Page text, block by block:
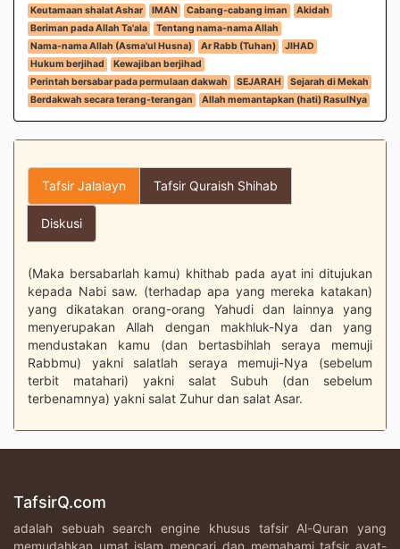
Keutamaan shalat Ashar
IMAN Cabang-cabang iman
Akidah
Beriman pada Allah Ta'ala
Tentang nama-nama Allah
Nama-nama Allah (Asma'ul Husna)
Ar Rabb (Tuhan)
JIHAD
Hukum berjihad
Kewajiban berjihad
Perintah bersabar pada permulaan dakwah
SEJARAH
Sejarah di Mekah
Berdakwah secara terang-terangan
Allah memantapkan (hati) RasulNya
Tafsir Jalalayn Tafsir Quraish Shihab
Diskusi
(Maka bersabarlah kamu) khithab pada ayat ini ditujukan
kepada Nabi saw. (terhadap apa yang mereka katakan)
yang dikatakan orang-orang Yahudi dan lainnya yang
menyerupakan Allah dengan makhluk-Nya dan yang
mendustakan kamu (dan bertasbihlah seraya memuji
Rabbmu) yakni salatlah seraya memuji-Nya (sebelum
terbit matahari) yakni salat Subuh (dan sebelum
terbenamnya) yakni salat Zuhur dan salat Asar.
TafsirQ.com
adalah sebuah search engine khusus tafsir Al-Quran yang
memudahkan umat islam mencari dan memahami tafsir ayat-